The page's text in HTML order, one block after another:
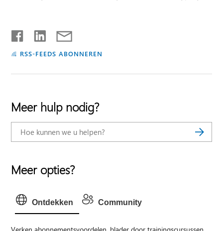
RSS-FEEDS ABONNEREN
Meer hulp nodig?
Meer opties?
Ontdekken Community